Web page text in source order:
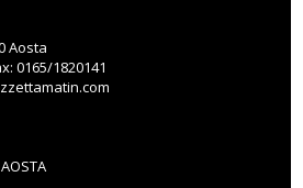
Aosta
0165/1820141